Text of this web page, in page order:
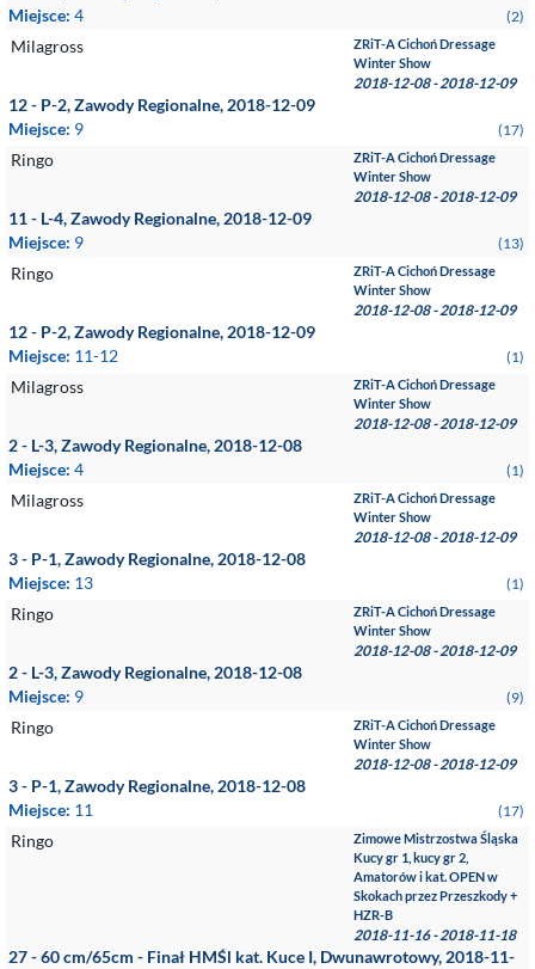
Miejsce: 4 (2)
Milagross
ZRiT-A Cichoń Dressage
Winter Show
2018-12-08 - 2018-12-09
12 - P-2, Zawody Regionalne, 2018-12-09
Miejsce: 9 (17)
Ringo
ZRiT-A Cichoń Dressage
Winter Show
2018-12-08 - 2018-12-09
11 - L-4, Zawody Regionalne, 2018-12-09
Miejsce: 9 (13)
Ringo
ZRiT-A Cichoń Dressage
Winter Show
2018-12-08 - 2018-12-09
12 - P-2, Zawody Regionalne, 2018-12-09
Miejsce: 11-12 (1)
Milagross
ZRiT-A Cichoń Dressage
Winter Show
2018-12-08 - 2018-12-09
2 - L-3, Zawody Regionalne, 2018-12-08
Miejsce: 4 (1)
Milagross
ZRiT-A Cichoń Dressage
Winter Show
2018-12-08 - 2018-12-09
3 - P-1, Zawody Regionalne, 2018-12-08
Miejsce: 13 (1)
Ringo
ZRiT-A Cichoń Dressage
Winter Show
2018-12-08 - 2018-12-09
2 - L-3, Zawody Regionalne, 2018-12-08
Miejsce: 9 (9)
Ringo
ZRiT-A Cichoń Dressage
Winter Show
2018-12-08 - 2018-12-09
3 - P-1, Zawody Regionalne, 2018-12-08
Miejsce: 11 (17)
Ringo
Zimowe Mistrzostwa Śląska
Kucy gr 1, kucy gr 2,
Amatorów i kat. OPEN w
Skokach przez Przeszkody +
HZR-B
2018-11-16 - 2018-11-18
27 - 60 cm/65cm - Finał HMŚl kat. Kuce I, Dwunawrotowy, 2018-11-